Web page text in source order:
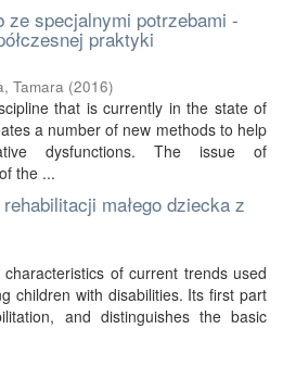
ze specjalnymi potrzebami -
praktyki
Tamara (2016)
that is currently in the state of
a number of new methods to help
dysfunctions. The issue of
the ...
małego dziecka z
of current trends used
children with disabilities. Its first part
and distinguishes the basic